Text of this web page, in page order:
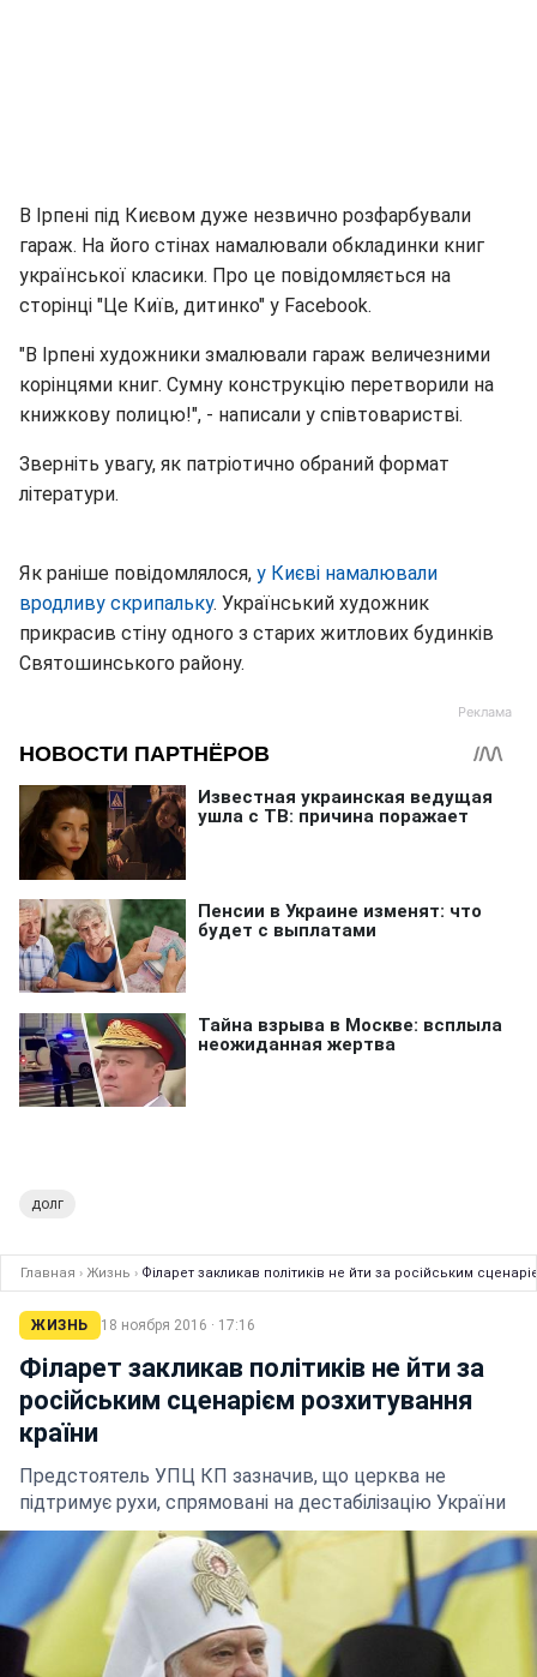
В Ірпені під Києвом дуже незвично розфарбували
гараж. На його стінах намалювали обкладинки книг
української класики. Про це повідомляється на
сторінці "Це Київ, дитинко" у Facebook.
"В Ірпені художники змалювали гараж величезними
корінцями книг. Сумну конструкцію перетворили на
книжкову полицю!", - написали у співтоваристві.
Зверніть увагу, як патріотично обраний формат
літератури.
Як раніше повідомлялося, у Києві намалювали
вродливу скрипальку. Український художник
прикрасив стіну одного з старих житлових будинків
Святошинського району.
долг
Главная › Жизнь › Філарет закликав політиків не йти за російським
ЖИЗНЬ 18 ноября 2016 · 17:16
Філарет закликав політиків не йти за
російським сценарієм розхитування
країни
Предстоятель УПЦ КП зазначив, що церква не
підтримує рухи, спрямовані на дестабілізацію України